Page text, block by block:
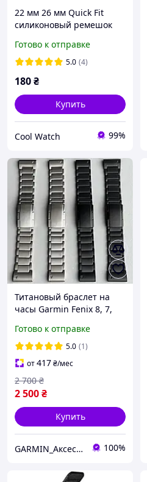
22 мм 26 мм Quick Fit
силиконовый ремешок
Черный 22 мм
Готово к отправке
5.0 (4)
180₴
Купить
Cool Watch 99%
Титановый браслет на
часы Garmin Fenix 8, 7,
Delta, Ex Quick fit 22 26 мм
Готово к отправке
5.0 (1)
от417₴/мес
2 500₴
2 700 ₴
Купить
GARMIN_Аксесуари 100%